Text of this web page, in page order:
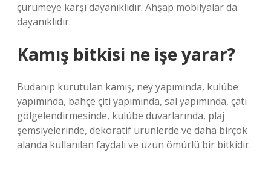
çürümeye karşı dayanıklıdır. Ahşap mobilyalar da
dayanıklıdır.
Kamış bitkisi ne işe yarar?
Budanıp kurutulan kamış, ney yapımında, kulübe
yapımında, bahçe çiti yapımında, sal yapımında, çatı
gölgelendirmesinde, kulübe duvarlarında, plaj
şemsiyelerinde, dekoratif ürünlerde ve daha birçok
alanda kullanılan faydalı ve uzun ömürlü bir bitkidir.